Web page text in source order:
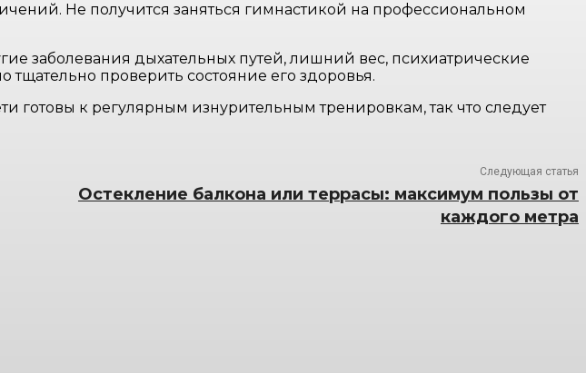
Не получится заняться гимнастикой на профессиональном
заболевания дыхательных путей, лишний вес, психиатрические
проверить состояние его здоровья.
готовы к регулярным изнурительным тренировкам, так что следует
Следующая статья
Остекление балкона или террасы: максимум пользы от
каждого метра